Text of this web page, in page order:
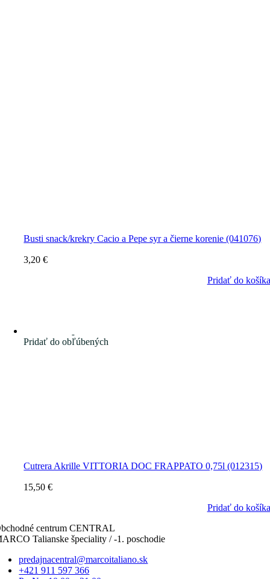
Busti snack/krekry Cacio a Pepe syr a čierne korenie (041076)
3,20€
Pridať do košíka
Pridať do obľúbených
Cutrera Akrille VITTORIA DOC FRAPPATO 0,75l (012315)
15,50€
Pridať do košíka
centrum CENTRAL
Talianske špeciality / -1. poschodie
predajnacentral@marcoitaliano.sk
+421 911 597 366